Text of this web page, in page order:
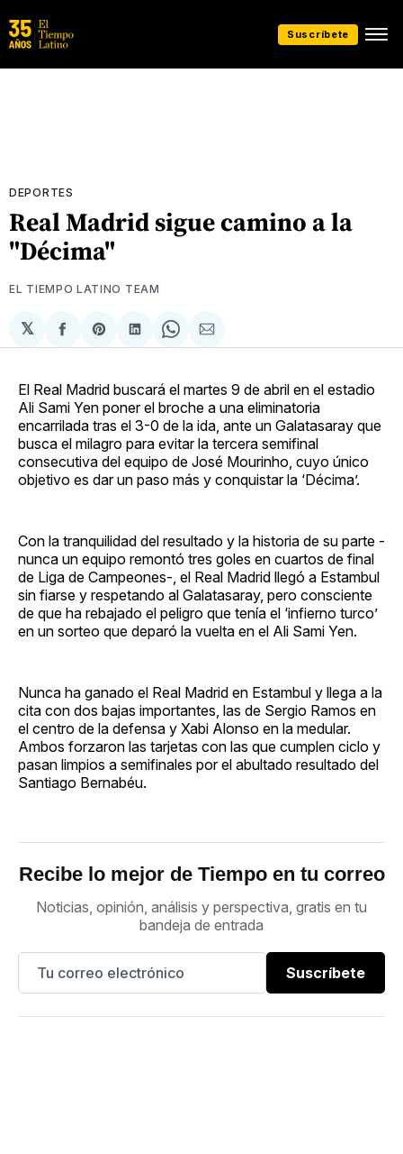
Suscríbete
DEPORTES
Real Madrid sigue camino a la
"Décima"
EL TIEMPO LATINO TEAM
𝕏
Compartir
en
Share
on
Compartir
en
Share
on
Compartir
via
El Real Madrid buscará el martes 9 de abril en el estadio
Ali Sami Yen poner el broche a una eliminatoria
encarrilada tras el 3-0 de la ida, ante un Galatasaray que
busca el milagro para evitar la tercera semifinal
consecutiva del equipo de José Mourinho, cuyo único
objetivo es dar un paso más y conquistar la ‘Décima’.
Con la tranquilidad del resultado y la historia de su parte -
nunca un equipo remontó tres goles en cuartos de final
de Liga de Campeones-, el Real Madrid llegó a Estambul
sin fiarse y respetando al Galatasaray, pero consciente
de que ha rebajado el peligro que tenía el ‘infierno turco’
en un sorteo que deparó la vuelta en el Ali Sami Yen.
Nunca ha ganado el Real Madrid en Estambul y llega a la
cita con dos bajas importantes, las de Sergio Ramos en
el centro de la defensa y Xabi Alonso en la medular.
Ambos forzaron las tarjetas con las que cumplen ciclo y
pasan limpios a semifinales por el abultado resultado del
Santiago Bernabéu.
Recibe lo mejor de Tiempo en tu correo
Noticias, opinión, análisis y perspectiva, gratis en tu
bandeja de entrada
Suscríbete